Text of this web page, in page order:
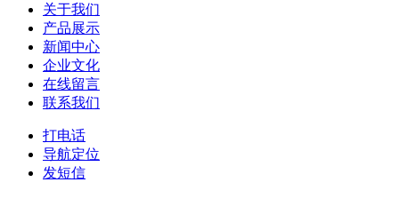
关于我们
产品展示
新闻中心
企业文化
在线留言
联系我们
打电话
导航定位
发短信